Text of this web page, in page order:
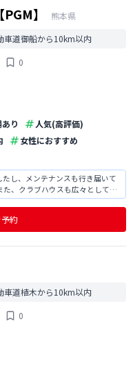
】
熊本県
車道御船から10km以内
0
り
人気(高評価)
女性におすすめ
し、メンテナンスも行き届いて
、クラブハウスも広々としてい
ナブルで助かりました。
約
車道植木から10km以内
0